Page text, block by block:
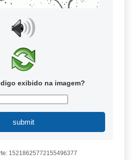
exibido na imagem?
submit
15218625772155496377